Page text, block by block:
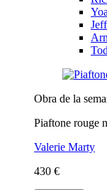
Obra de la
Piaftone rouge
Valerie Marty
430 €